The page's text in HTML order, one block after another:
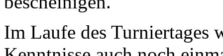
Im Laufe des Turniertages